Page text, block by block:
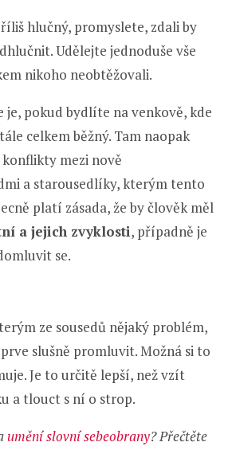
hlučný, promyslete, zdali by
Udělejte jednoduše vše
nikoho neobtěžovali.
je, pokud bydlíte na venkově, kde
celkem běžný. Tam naopak
mezi nově
a starousedlíky, kterým tento
platí zásada, že by člověk měl
a jejich zvyklosti, případně je
se.
ze sousedů nějaký problém,
slušně promluvit. Možná si to
Je to určitě lepší, než vzít
a tlouct s ní o strop.
umění slovní sebeobrany? Přečtěte